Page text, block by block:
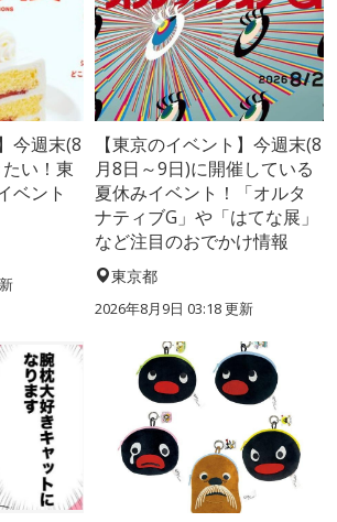
今週末(8
い！東
ベント
【東京のイベント】今週末(8
月8日～9日)に開催している
夏休みイベント！「オルタ
ナティブG」や「はてな展」
など注目のおでかけ情報
東京都
2026年8月9日 03:18更新